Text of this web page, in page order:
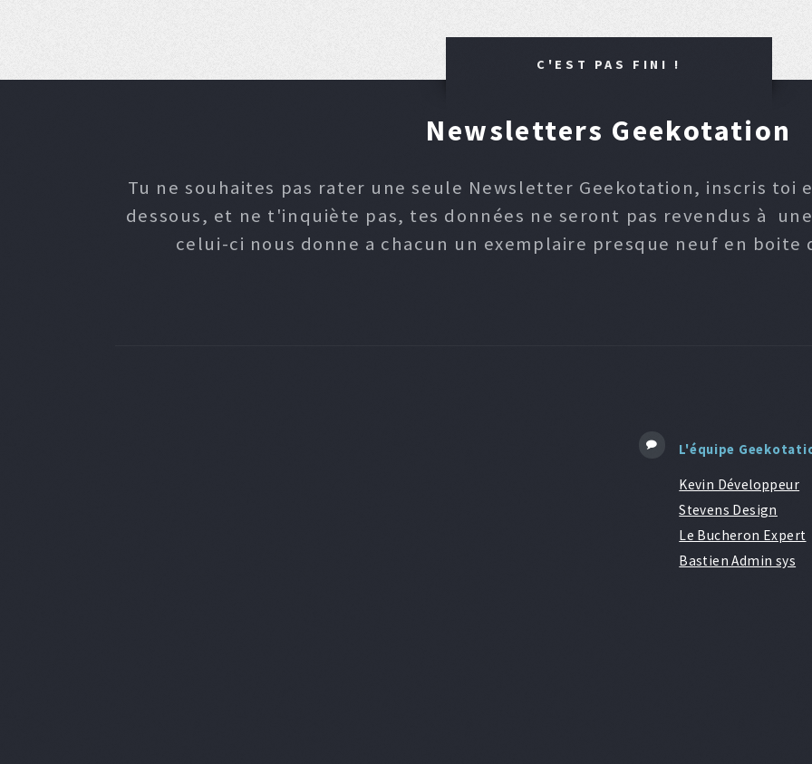
C'EST PAS FINI !
Newsletters Geekotation
Tu ne souhaites pas rater une seule Newsletter Geekotation, inscris toi
dessous, et ne t'inquiète pas, tes données ne seront pas revendus à
celui-ci nous donne a chacun un exemplaire presque neuf en boite
L'équipe
Kevin Développeur
Stevens Design
Le Bucheron Expert
Bastien Admin sys